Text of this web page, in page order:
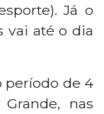
Já o
vai até o dia
período de 4
nas